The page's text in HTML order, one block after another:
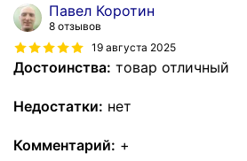
Павел Коротин
8 отзывов
19 августа 2025
Достоинства: товар отличный
Недостатки: нет
Комментарий: +